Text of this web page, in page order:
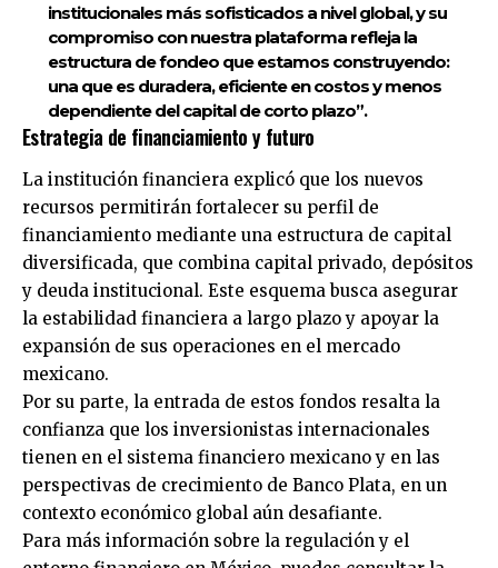
institucionales más sofisticados a nivel global, y su
compromiso con nuestra plataforma refleja la
estructura de fondeo que estamos construyendo:
una que es duradera, eficiente en costos y menos
dependiente del capital de corto plazo”.
Estrategia de financiamiento y futuro
La institución financiera explicó que los nuevos
recursos permitirán fortalecer su perfil de
financiamiento mediante una estructura de capital
diversificada, que combina capital privado, depósitos
y deuda institucional. Este esquema busca asegurar
la estabilidad financiera a largo plazo y apoyar la
expansión de sus operaciones en el mercado
mexicano.
Por su parte, la entrada de estos fondos resalta la
confianza que los inversionistas internacionales
tienen en el sistema financiero mexicano y en las
perspectivas de crecimiento de Banco Plata, en un
contexto económico global aún desafiante.
Para más información sobre la regulación y el